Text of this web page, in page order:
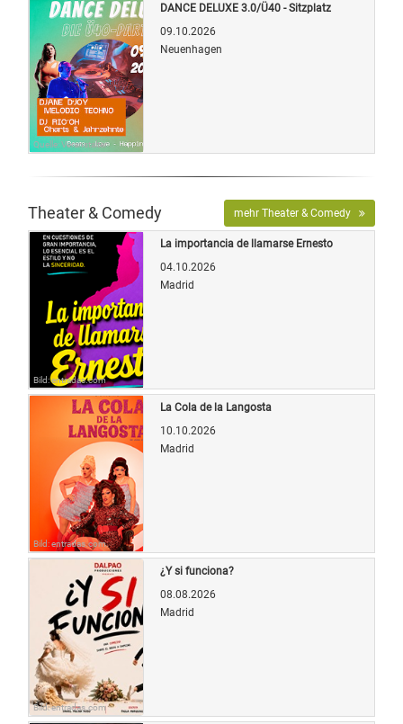
Quelle: Veranstalter
DANCE DELUXE 3.0/Ü40 - Sitzplatz
09.10.2026
Neuenhagen
Theater & Comedy mehr Theater & Comedy
Bild: entradas.com
La importancia de llamarse Ernesto
04.10.2026
Madrid
Bild: entradas.com
La Cola de la Langosta
10.10.2026
Madrid
Bild: entradas.com
¿Y si funciona?
08.08.2026
Madrid